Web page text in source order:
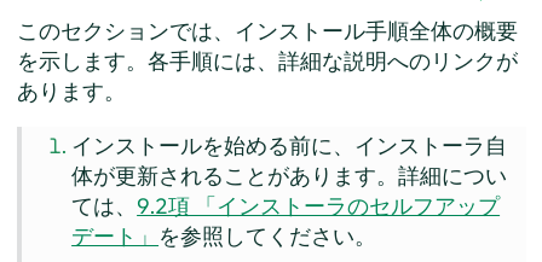
このセクションでは、インストール手順全体の概要
を示します。各手順には、詳細な説明へのリンクが
あります。
インストールを始める前に、インストーラ自
体が更新されることがあります。詳細につい
ては、 9.2項 「インストーラのセルフアップ
デート」 を参照してください。